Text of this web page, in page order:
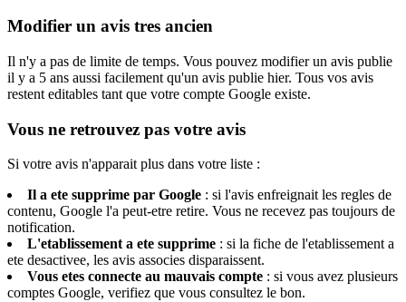
Modifier un avis tres ancien
Il n'y a pas de limite de temps. Vous pouvez modifier un avis publie
il y a 5 ans aussi facilement qu'un avis publie hier. Tous vos avis
restent editables tant que votre compte Google existe.
Vous ne retrouvez pas votre avis
Si votre avis n'apparait plus dans votre liste :
Il a ete supprime par Google : si l'avis enfreignait les regles de
contenu, Google l'a peut-etre retire. Vous ne recevez pas toujours de
notification.
L'etablissement a ete supprime : si la fiche de l'etablissement a
ete desactivee, les avis associes disparaissent.
Vous etes connecte au mauvais compte : si vous avez plusieurs
comptes Google, verifiez que vous consultez le bon.